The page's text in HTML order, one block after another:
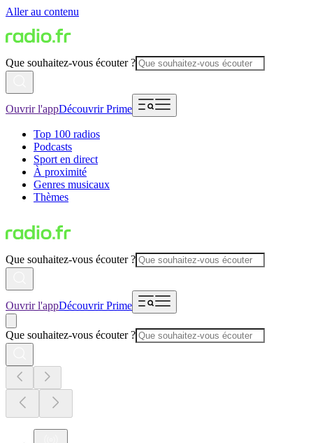
Aller au contenu
Que souhaitez-vous écouter ?
Ouvrir l'appDécouvrir Prime
Top 100 radios
Podcasts
Sport en direct
À proximité
Genres musicaux
Thèmes
Que souhaitez-vous écouter ?
Ouvrir l'appDécouvrir Prime
Que souhaitez-vous écouter ?